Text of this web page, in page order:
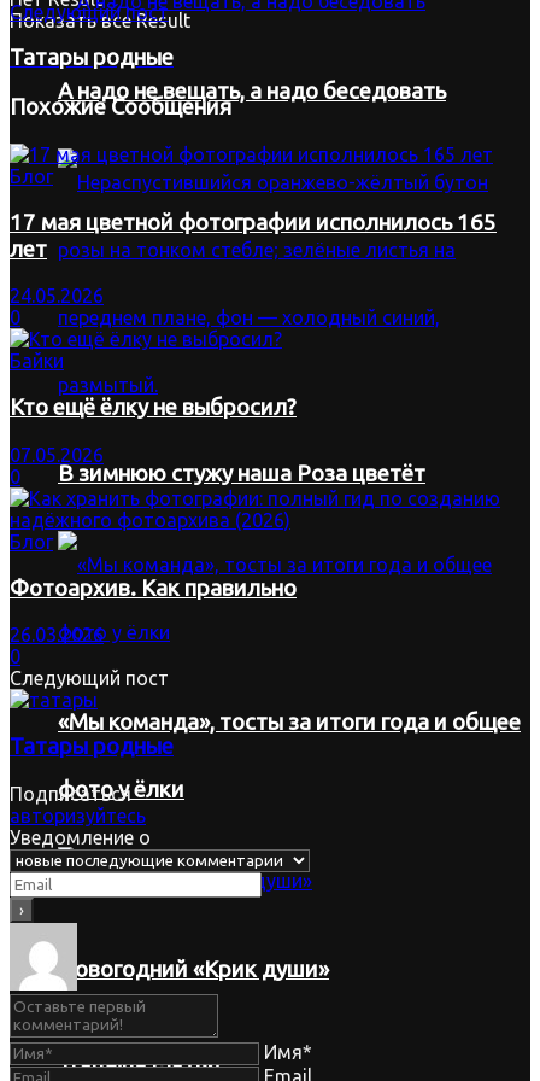
Показать все Result
А надо не вещать, а надо беседовать
В зимнюю стужу наша Роза цветёт
«Мы команда», тосты за итоги года и общее
фото у ёлки
Новогодний «Крик души»
Trending Метки
Следующий пост
Татары родные
ПохожиеСообщения
Блог
17 мая цветной фотографии исполнилось 165
лет
24.05.2026
0
Байки
Кто ещё ёлку не выбросил?
07.05.2026
0
Блог
Фотоархив. Как правильно
26.03.2026
0
Следующий пост
Татары родные
Подписаться
авторизуйтесь
Уведомление о
Имя*
Email